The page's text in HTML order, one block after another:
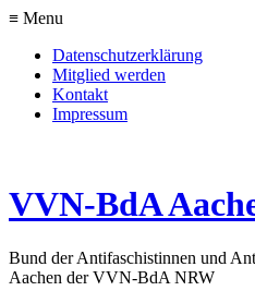
≡ Menu
Datenschutzerklärung
Mitglied werden
Kontakt
Impressum
VVN-BdA
Bund der Antifaschistinnen und
Aachen der VVN-BdA NRW